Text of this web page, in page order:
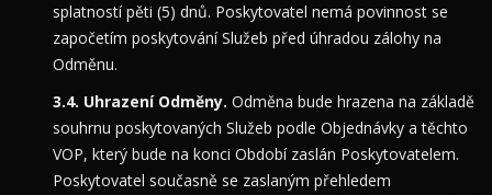
splatností pěti (5) dnů. Poskytovatel nemá povinnost se
započetím poskytování Služeb před úhradou zálohy na
Odměnu.
Uhrazení Odměny. Odměna bude hrazena na základě
souhrnu poskytovaných Služeb podle Objednávky a těchto
VOP, který bude na konci Období zaslán Poskytovatelem.
Poskytovatel současně se zaslaným přehledem